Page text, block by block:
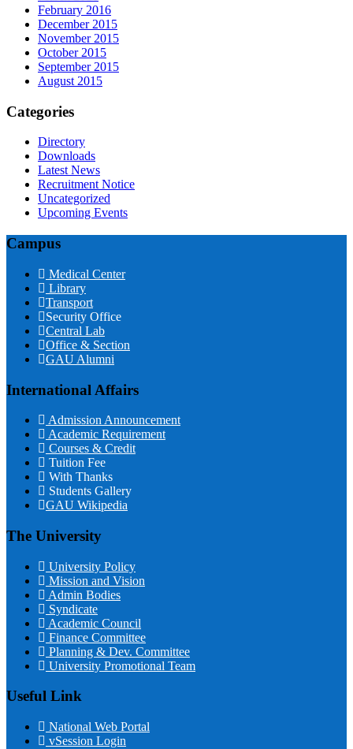
February 2016
December 2015
November 2015
October 2015
September 2015
August 2015
Categories
Directory
Downloads
Latest News
Recruitment Notice
Uncategorized
Upcoming Events
Campus
Medical Center
Library
Transport
Security Office
Central Lab
Office & Section
GAU Alumni
International Affairs
Admission Announcement
Academic Requirement
Courses & Credit
Tuition Fee
With Thanks
Students Gallery
GAU Wikipedia
The University
University Policy
Mission and Vision
Admin Bodies
Syndicate
Academic Council
Finance Committee
Planning & Dev. Committee
University Promotional Team
Useful Link
National Web Portal
vSession Login